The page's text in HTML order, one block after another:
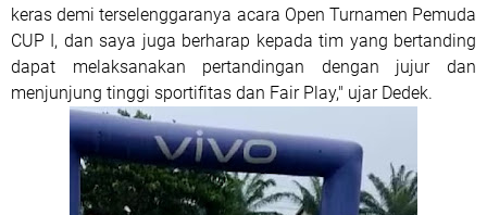
keras demi terselenggaranya acara Open Turnamen Pemuda
CUP I, dan saya juga berharap kepada tim yang bertanding
dapat melaksanakan pertandingan dengan jujur dan
menjunjung tinggi sportifitas dan Fair Play," ujar Dedek.